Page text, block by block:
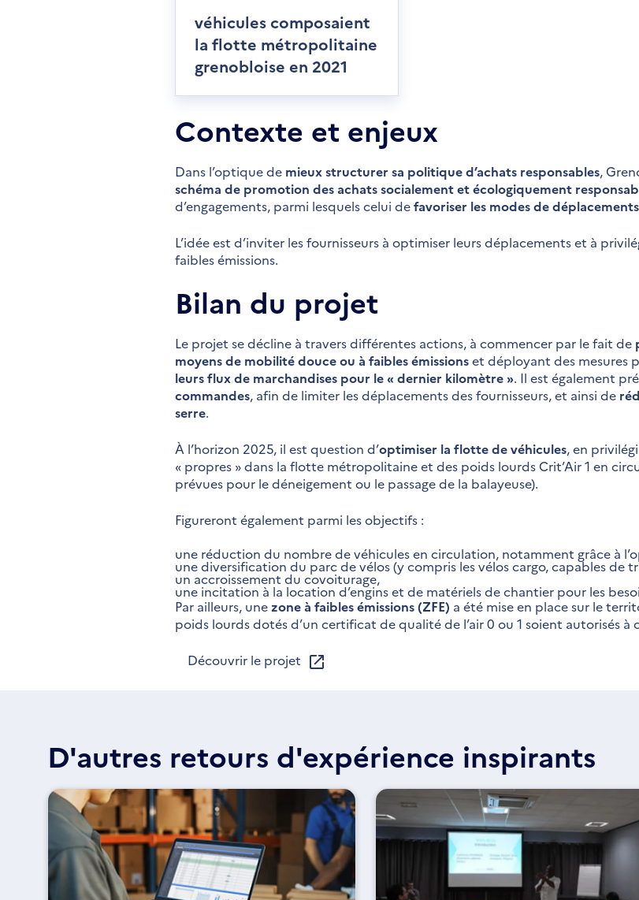
véhicules composaient
la flotte métropolitaine
grenobloise en 2021
Contexte et enjeux
Dans l’optique de mieux structurer sa politique d’achats responsables,
schéma de promotion des achats socialement et écologiquement
d’engagements, parmi lesquels celui defavoriser les modes de
L’idée est d’inviter les fournisseurs à optimiser leurs déplacements et à
faibles émissions.
Bilan du projet
Le projet se décline à travers différentes actions, à commencer par le fait de
moyens de mobilité douce ou à faibles émissionset déployant des mesures
leurs flux de marchandises pour le « dernier kilomètre ». Il est également
commandes, afin de limiter les déplacements des fournisseurs, et ainsi de
serre.
À l’horizon 2025, il est question d’optimiser la flotte de véhicules, en
« propres » dans la flotte métropolitaine et des poids lourds Crit’Air 1 en
prévues pour le déneigement ou le passage de la balayeuse).
Figureront également parmi les objectifs :
une réduction du nombre de véhicules en circulation, notamment grâce à
une diversification du parc de vélos (y compris les vélos cargo, capables de
un accroissement du covoiturage,
une incitation à la location d’engins et de matériels de chantier pour les
Par ailleurs, une zone à faibles émissions (ZFE) a été mise en place sur le
poids lourds dotés d’un certificat de qualité de l’air 0 ou 1 soient autorisés à
Découvrir le projet
D'autres retours d'expérience inspirants